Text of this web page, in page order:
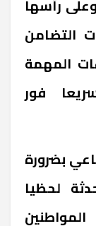
رأسها
التضامن
المهمة
فور
بضرورة
لحظيا